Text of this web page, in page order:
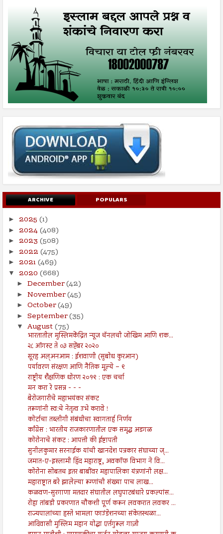
ARCHIVE POPULARS
► 2025 (1)
► 2024(408)
► 2023 (508)
► 2022 (475)
► 2021(469)
▼ 2020 (668)
► December(42)
► November(45)
► October(49)
► September(35)
▼ August(75)
भारतातील मुस्लिमकेंद्रित न्यूज चॅनलची जोखिम आणि शक...
२८ ऑगस्ट ते ०३ सप्टेंबर २०२०
सूरह अल्अनआम : ईशवाणी (सुबोध कुरआन)
पर्यावरण संरक्षण आणि नैतिक मूल्ये – ९
राष्ट्रीय शैक्षणिक धोरण २०१९ : एक चर्चा
मन करा रे प्रसन्न - - -
बेरोजगारीचे महाभयंकर संकट
तरूणांनी स्व:चे नेतृत्व उभे करावे !
कोर्टाचा तब्लीगी संबंधीचा स्वागतार्ह निर्णय
काँग्रेस : भारतीय राजकारणातील एक समृद्ध अडगळ
कोरोनाचे संकट : आपत्ती की ईष्टापती
सुनीलकुमार सरनाईक यांची खानदेश पत्रकार संघाच्या ज्...
जमात-ए-इस्लामी हिंद महाराष्ट्र, अवकाॅफ विभाग ने वि...
कोरोना सोबतच इतर बाबींवर महापालिका यंत्रणांनी लक्ष...
महाराष्ट्रात बरे झालेल्या रूग्णांची संख्या पाच लाख...
कळवण-सुरगाणा मतदार संघातील लघुपाटबंधारे प्रकल्पांस...
रोहा तांबडी प्रकरणात चौकशी पूर्ण करून लवकरात लवकर ...
राज्यपालांच्या हस्ते भामला फाउंडेशनच्या संकेतस्थळा...
आदिवासी मुस्लिम महान योद्धा एर्तगुरूल गाज़ी